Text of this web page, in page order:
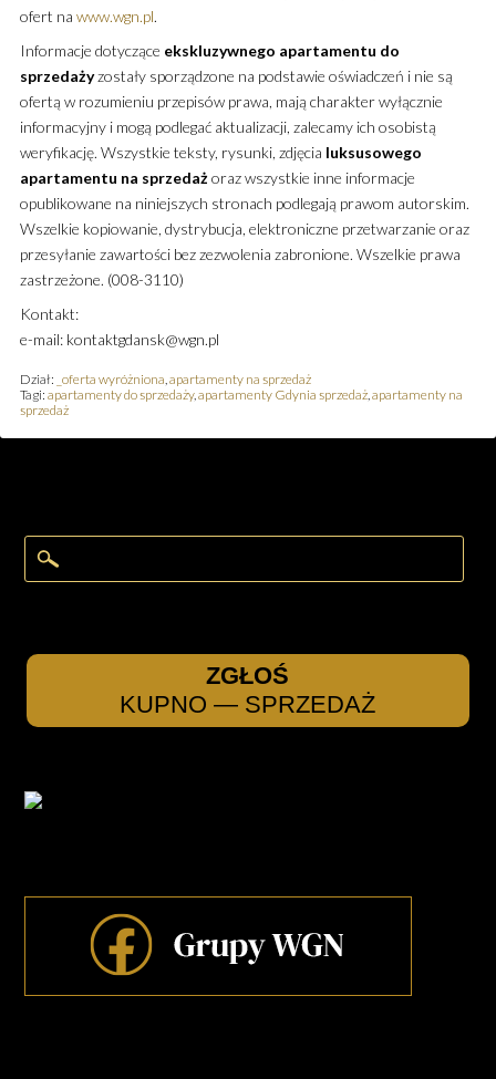
ofert na www.wgn.pl.
Informacje dotyczące ekskluzywnego apartamentu do
sprzedażyzostały sporządzone na podstawie oświadczeń i nie są
ofertą w rozumieniu przepisów prawa, mają charakter wyłącznie
informacyjny i mogą podlegać aktualizacji, zalecamy ich osobistą
weryfikację. Wszystkie teksty, rysunki, zdjęcia luksusowego
apartamentu na sprzedażoraz wszystkie inne informacje
opublikowane na niniejszych stronach podlegają prawom autorskim.
Wszelkie kopiowanie, dystrybucja, elektroniczne przetwarzanie oraz
przesyłanie zawartości bez zezwolenia zabronione. Wszelkie prawa
zastrzeżone. (008-3110)
Kontakt:
e-mail: kontaktgdansk@wgn.pl
Dział: _oferta wyróżniona apartamenty na sprzedaż
Tagi: apartamenty do sprzedaży, apartamenty Gdynia sprzedaż, apartamenty na
sprzedaż
ZGŁOŚ
KUPNO — SPRZEDAŻ